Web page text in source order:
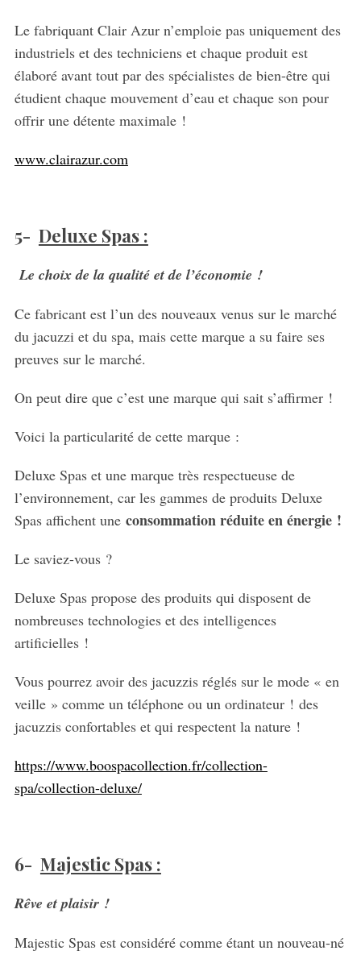
Le fabriquant Clair Azur n’emploie pas uniquement des
industriels et des techniciens et chaque produit est
élaboré avant tout par des spécialistes de bien-être qui
étudient chaque mouvement d’eau et chaque son pour
offrir une détente maximale !
www.clairazur.com
5- Deluxe Spas :
Le choix de la qualité et de l’économie !
Ce fabricant est l’un des nouveaux venus sur le marché
du jacuzzi et du spa, mais cette marque a su faire ses
preuves sur le marché.
On peut dire que c’est une marque qui sait s’affirmer !
Voici la particularité de cette marque :
Deluxe Spas et une marque très respectueuse de
l’environnement, car les gammes de produits Deluxe
Spas affichent une consommation réduite en énergie!
Le saviez-vous ?
Deluxe Spas propose des produits qui disposent de
nombreuses technologies et des intelligences
artificielles !
Vous pourrez avoir des jacuzzis réglés sur le mode « en
veille » comme un téléphone ou un ordinateur ! des
jacuzzis confortables et qui respectent la nature !
https://www.boospacollection.fr/collection-
spa/collection-deluxe/
6- Majestic Spas :
Rêve et plaisir !
Majestic Spas est considéré comme étant un nouveau-né